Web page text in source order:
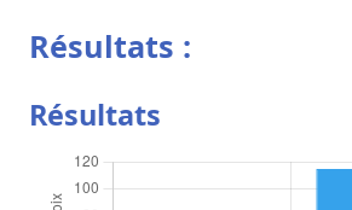
Résultats :
Résultats